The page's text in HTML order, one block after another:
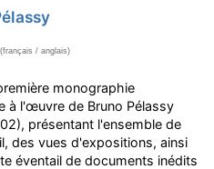
/ anglais)
monographie
à l'œuvre de Bruno Pélassy
présentant l'ensemble de
des vues d'expositions, ainsi
éventail de documents inédits